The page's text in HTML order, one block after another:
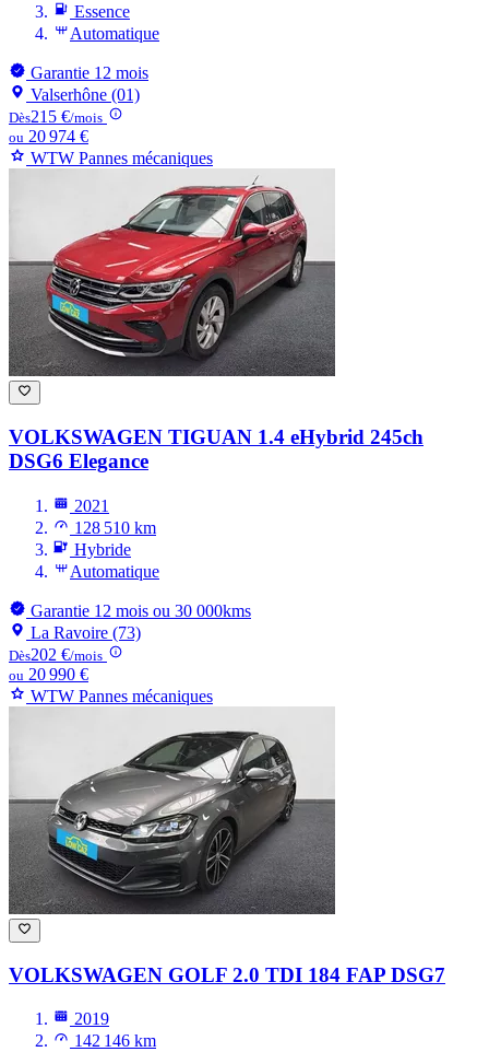
Essence
Automatique
Garantie 12 mois
Valserhône (01)
Dès215 €/mois
ou 20 974 €
WTW Pannes mécaniques
VOLKSWAGEN TIGUAN 1.4 eHybrid 245ch
DSG6 Elegance
2021
128 510 km
Hybride
Automatique
Garantie 12 mois ou 30 000kms
La Ravoire (73)
Dès202 €/mois
ou 20 990 €
WTW Pannes mécaniques
VOLKSWAGEN GOLF 2.0 TDI 184 FAP DSG7
2019
142 146 km